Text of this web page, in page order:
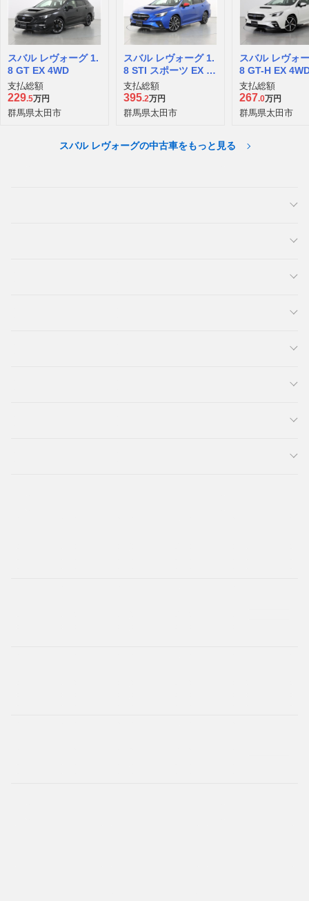
スバル レヴォーグ 1.
8 GT EX 4WD
支払総額
229.5万円
群馬県太田市
スバル レヴォーグ 1.
8 STI スポーツ EX 4
WD
支払総額
395.2万円
群馬県太田市
スバル レヴォ
8 GT-H EX
支払総額
267.0万円
群馬県太田市
スバル レヴォーグの中古車をもっと見る